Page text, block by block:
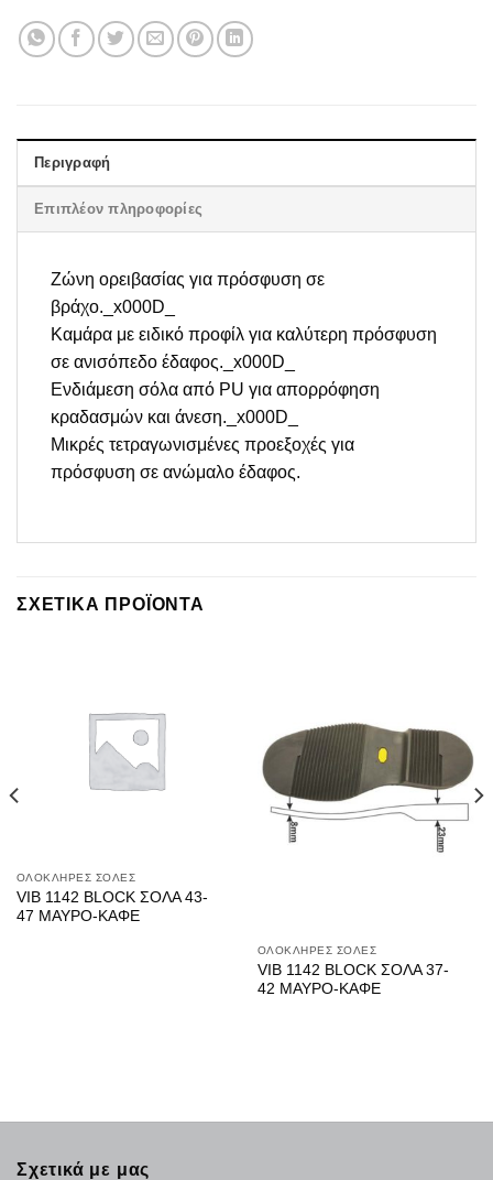
Περιγραφή
Επιπλέον πληροφορίες
Ζώνη ορειβασίας για πρόσφυση σε
βράχο._x000D_
Καμάρα με ειδικό προφίλ για καλύτερη πρόσφυση
σε ανισόπεδο έδαφος._x000D_
Ενδιάμεση σόλα από PU για απορρόφηση
κραδασμών και άνεση._x000D_
Μικρές τετραγωνισμένες προεξοχές για
πρόσφυση σε ανώμαλο έδαφος.
ΣΧΕΤΙΚΆ ΠΡΟΪΌΝΤΑ
ΟΛΟΚΛΗΡΕΣ ΣΟΛΕΣ
VIB 1142 BLOCK ΣΟΛΑ 43-
47 ΜΑΥΡΟ-ΚΑΦΕ
ΟΛΟΚΛΗΡΕΣ ΣΟΛΕΣ
VIB 1142 BLOCK ΣΟΛΑ 37-
42 ΜΑΥΡΟ-ΚΑΦΕ
Σχετικά με μας